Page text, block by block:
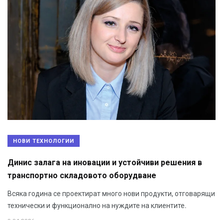
НОВИ ТЕХНОЛОГИИ
Динис залага на иновации и устойчиви решения в
транспортно складовото оборудване
Всяка година се проектират много нови продукти, отговарящи
технически и функционално на нуждите на клиентите.